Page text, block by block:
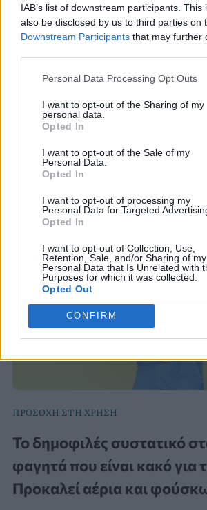
IAB’s list of downstream participants.
also be disclosed by us to third parties on
Downstream Participants that may further
Personal Data Processing Opt Outs
I want to opt-out of the Sharing of my
personal data.
Opted In
I want to opt-out of the Sale of my
Personal Data.
Opted In
I want to opt-out of processing my
Personal Data for Targeted
Opted In
I want to opt-out of Collection, Use,
Retention, Sale, and/or Sharing of my
Personal Data that Is Unrelated with
Purposes for which it was collected.
Opted Out
CONFIRM
το μεταβολισμό – Το κόλπο
πετύχετε
μεταβολισμό μας και να βοηθήσουν
Αρκεί να τους μετατρέψουμε σε
οποίο συμβάλει στην υγεία του
βοηθά στην απώλεια βάρους και στην
ασθενειών.
ΠΡΟΣΟΧΗ ΣΤΗ ΧΡΗΣΗ
Το δημοφιλές συστατικό
φαγητά που είναι κακό για
Προκαλεί αέρια και